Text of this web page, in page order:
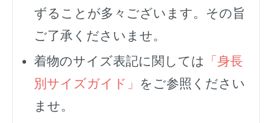
ずることが多々ございます。その旨
ご了承くださいませ。
着物のサイズ表記に関しては
「身長
別サイズガイド」 をご参照ください
ませ。